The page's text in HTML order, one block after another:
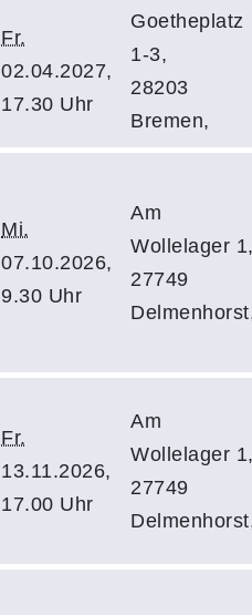
Fr.
02.04.2027,
17.30 Uhr
Goetheplatz
1-3,
28203
Bremen,
Mi.
07.10.2026,
9.30 Uhr
Am
Wollelager
27749
Fr.
13.11.2026,
17.00 Uhr
Am
Wollelager
27749